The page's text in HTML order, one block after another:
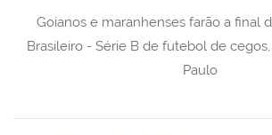
Goianos e maranhenses farão a final
Brasileiro - Série B de futebol de cegos,
Paulo